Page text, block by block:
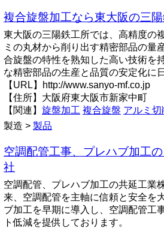
複合旋盤加工なら東大阪の三
東大阪の三陽鉄工所では、高精度の
ミの丸材から削り出す精密部品の量
合旋盤の特性を熟知した高い技術を
な精密部品の生産と品質の安定化に
【URL】http://www.sanyo-mf.co.jp
【住所】大阪府東大阪市新家中町
【関連】 旋盤加工 複合旋盤 アルミ
製造 > 製品
空調配管工事、プレハブ加工
社
空調配管、プレハブ加工の共延工業
来、空調配管を主軸に信頼と安全を
ブ加工を早期に導入し、空調配管工
ト低減を提供しております。